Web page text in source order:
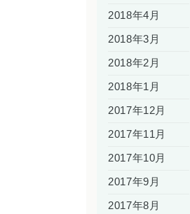
2018年4月
2018年3月
2018年2月
2018年1月
2017年12月
2017年11月
2017年10月
2017年9月
2017年8月